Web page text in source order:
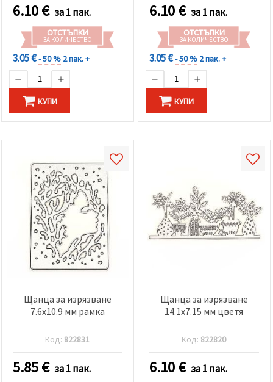
6.10€ за 1 пак.
ОТСТЪПКИ
ЗА КОЛИЧЕСТВО
3.05 €- 50 % 2 пак. +
КУПИ
6.10€ за 1 пак.
ОТСТЪПКИ
ЗА КОЛИЧЕСТВО
3.05 €- 50 % 2 пак. +
КУПИ
Щанца за изрязване
7.6x10.9 мм рамка
Код: 822831
5.85€ за 1 пак.
Щанца за изрязване
14.1x7.15 мм цветя
Код: 822820
6.10€ за 1 пак.